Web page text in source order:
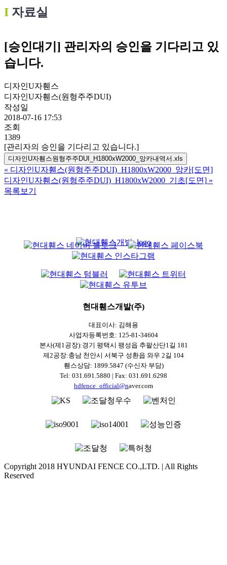
Ι 자료실
[승인대기] 관리자의 승인을 기다리고 있
습니다.
디자인U자휀스
디자인U자휀스(원형주주DUI)
작성일
2018-07-16 17:53
조회
1389
[관리자의 승인을 기다리고 있습니다.]
디자인U자휀스원형주주DUI_H1800xW2000_앙카내역서.xls
« 디자인U자휀스(원형주주DUI)_H1800xW2000_앙카[도면]
디자인U자휀스(원형주주DUI)_H1800xW2000_기초[도면] »
목록보기
현대휀스개발(주)
대표이사: 김해용
사업자등록번호: 125-81-34604
본사(제1공장):경기 평택시 팽성읍 추팔산단1길 181
제2공장:충남 천안시 서북구 성환읍 와우 2길 104
휀스상담: 1899.5847 (수신자 부담)
Tel: 031.691.5880 | Fax: 031.691.6298
hdfence_official@naver.com
Copyright 2018 HYUNDAI FENCE CO.,LTD. | All Rights
Reserved